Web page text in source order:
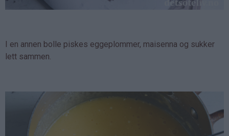
I en annen bolle piskes eggeplommer, maisenna og sukker
lett sammen.